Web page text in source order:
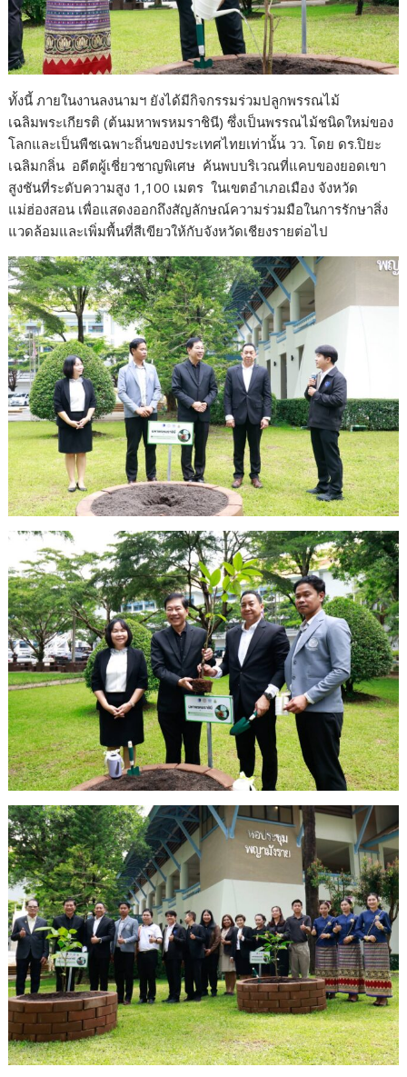
ทั้งนี้ ภายในงานลงนามฯ ยังได้มีกิจกรรมร่วมปลูกพรรณไม้
เฉลิมพระเกียรติ (ต้นมหาพรหมราชินี) ซึ่งเป็นพรรณไม้ชนิดใหม่ของ
โลกและเป็นพืชเฉพาะถิ่นของประเทศไทยเท่านั้น วว. โดย ดร.ปิยะ
เฉลิมกลิ่น อดีตผู้เชี่ยวชาญพิเศษ ค้นพบบริเวณที่แคบของยอดเขา
สูงชันที่ระดับความสูง 1,100 เมตร ในเขตอำเภอเมือง จังหวัด
แม่ฮ่องสอน เพื่อแสดงออกถึงสัญลักษณ์ความร่วมมือในการรักษาสิ่ง
แวดล้อมและเพิ่มพื้นที่สีเขียวให้กับจังหวัดเชียงรายต่อไป